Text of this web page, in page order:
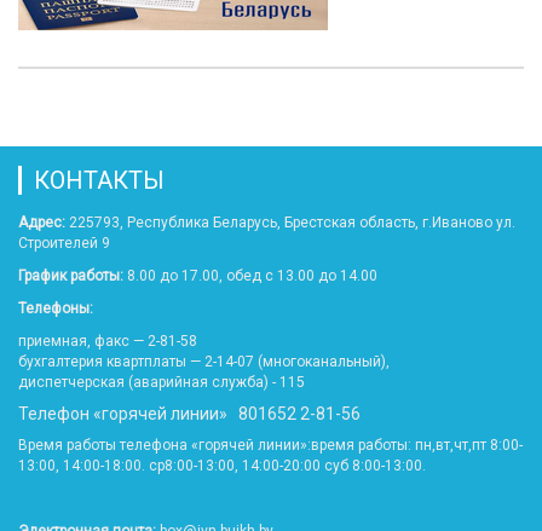
КОНТАКТЫ
Адрес: 225793, Республика Беларусь, Брестская область, г.Иваново ул.
Строителей 9
График работы: 8.00 до 17.00, обед с 13.00 до 14.00
Телефоны:
приемная, факс — 2-81-58
бухгалтерия квартплаты — 2-14-07 (многоканальный),
диспетчерская (аварийная служба) - 115
Телефон «горячей линии» 801652 2-81-56
Время работы телефона «горячей линии»:время работы: пн,вт,чт,пт 8:00-
13:00, 14:00-18:00. ср8:00-13:00, 14:00-20:00 суб 8:00-13:00.